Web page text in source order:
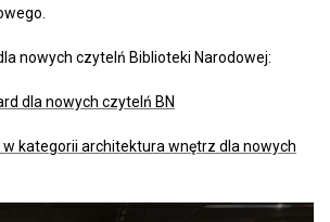
nowych czytelń Biblioteki Narodowej:
dla nowych czytelń BN
w kategorii architektura wnętrz dla nowych